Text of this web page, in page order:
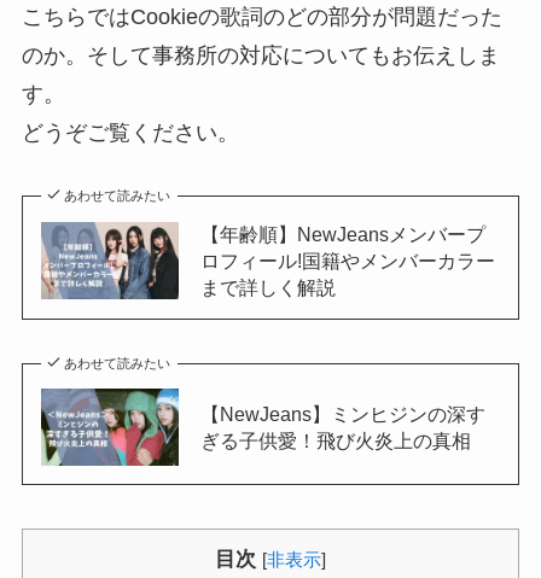
こちらではCookieの歌詞のどの部分が問題だった
のか。そして事務所の対応についてもお伝えしま
す。
どうぞご覧ください。
あわせて読みたい
【年齢順】NewJeansメンバープ
ロフィール!国籍やメンバーカラー
まで詳しく解説
あわせて読みたい
【NewJeans】ミンヒジンの深す
ぎる子供愛！飛び火炎上の真相
目次 [非表示]